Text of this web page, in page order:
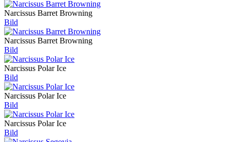
Narcissus Barret Browning
Bild
Narcissus Barret Browning
Bild
Narcissus Polar Ice
Bild
Narcissus Polar Ice
Bild
Narcissus Polar Ice
Bild